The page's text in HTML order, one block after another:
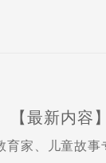
【最新内容】
育家、儿童故事